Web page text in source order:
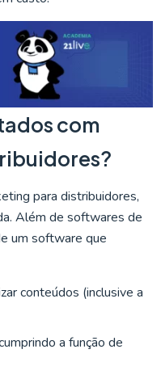
com
para distribuidores,
Além de softwares de
um software que
conteúdos (inclusive a
a função de